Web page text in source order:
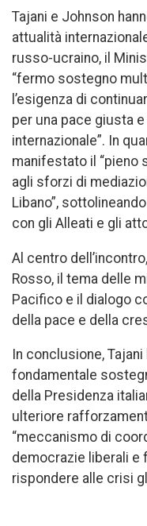
Tajani e Johnson
attualità
russo-ucraino, il
“fermo sostegno
l’esigenza di
per una pace giusta
internazionale”. In
manifestato il “pieno
agli sforzi di
Libano”,
con gli Alleati e gli
Al centro
Rosso, il tema delle
Pacifico e il dialogo
della pace e della
In conclusione,
fondamentale
della Presidenza
ulteriore
“meccanismo di
democrazie liberali
rispondere alle crisi